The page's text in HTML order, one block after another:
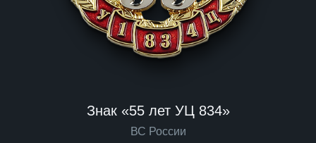
Знак «55 лет УЦ 834»
ВС России